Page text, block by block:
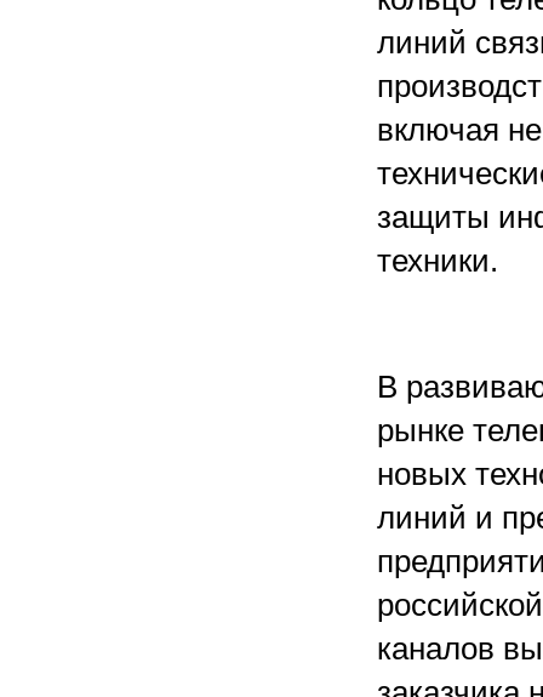
линий
включая
защиты
техники.
В
рынке
новых
линий и
каналов